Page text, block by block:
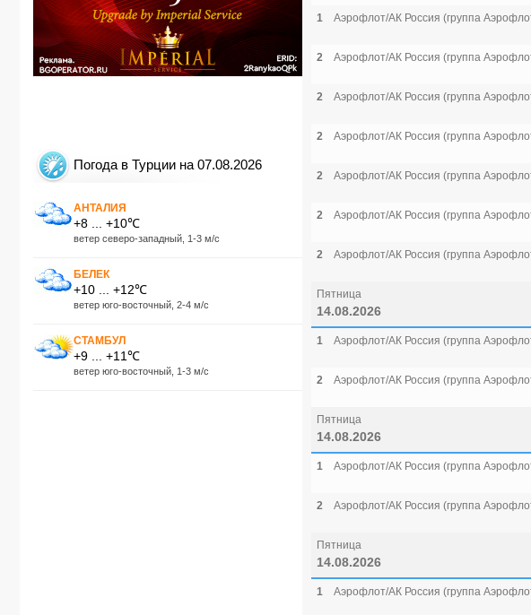
Погода в Турции на 07.08.2026
АНТАЛИЯ
+8 ... +10℃
ветер северо-западный, 1-3 м/с
БЕЛЕК
+10 ... +12℃
ветер юго-восточный, 2-4 м/с
СТАМБУЛ
+9 ... +11℃
ветер юго-восточный, 1-3 м/с
1 Аэрофлот/АК Россия (группа
2 Аэрофлот/АК Россия (группа
2 Аэрофлот/АК Россия (группа
2 Аэрофлот/АК Россия (группа
2 Аэрофлот/АК Россия (группа
2 Аэрофлот/АК Россия (группа
2 Аэрофлот/АК Россия (группа
Пятница
14.08.2026
1 Аэрофлот/АК Россия (группа
2 Аэрофлот/АК Россия (группа
Пятница
14.08.2026
1 Аэрофлот/АК Россия (группа
2 Аэрофлот/АК Россия (группа
Пятница
14.08.2026
1 Аэрофлот/АК Россия (группа